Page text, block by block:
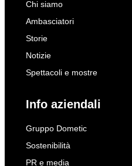
Chi siamo
Ambasciatori
Storie
Notizie
Spettacoli e mostre
Info aziendali
Gruppo Dometic
Sostenibilità
PR e media